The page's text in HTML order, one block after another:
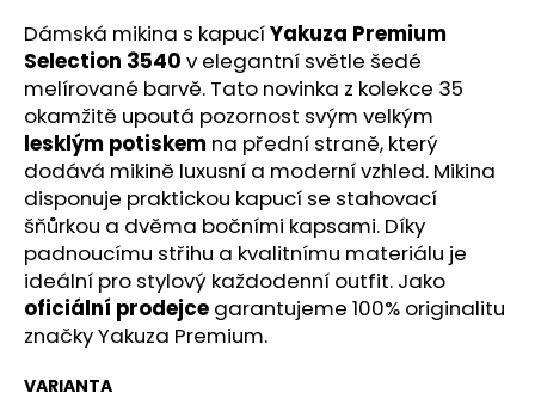
Dámská mikina s kapucíYakuza Premium
Selection 3540 v elegantní světle šedé
melírované barvě. Tato novinka z kolekce 35
okamžitě upoutá pozornost svým velkým
lesklým potiskem na přední straně, který
dodává mikině luxusní a moderní vzhled. Mikina
disponuje praktickou kapucí se stahovací
šňůrkou a dvěma bočními kapsami. Díky
padnoucímu střihu a kvalitnímu materiálu je
ideální pro stylový každodenní outfit. Jako
oficiální prodejce garantujeme 100% originalitu
značky Yakuza Premium.
VARIANTA
D
o
p
o
r
u
č
u
j
e
m
e